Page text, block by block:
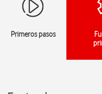
Primeros pasos